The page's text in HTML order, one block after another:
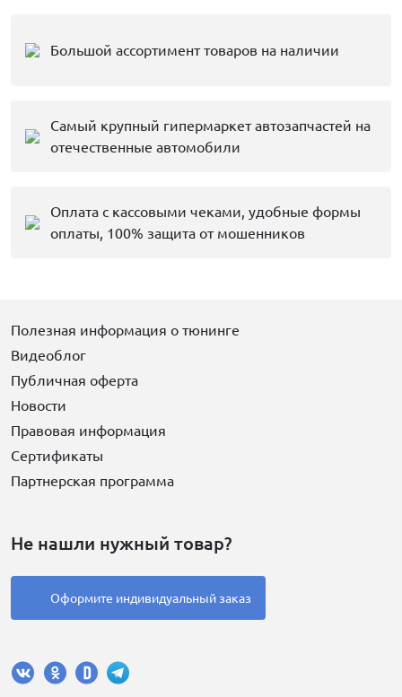
Большой ассортимент товаров на наличии
Самый крупный гипермаркет автозапчастей на
отечественные автомобили
Оплата с кассовыми чеками, удобные формы
оплаты, 100% защита от мошенников
Полезная информация о тюнинге
Видеоблог
Публичная оферта
Новости
Правовая информация
Сертификаты
Партнерская программа
Не нашли нужный товар?
Оформите индивидуальный заказ